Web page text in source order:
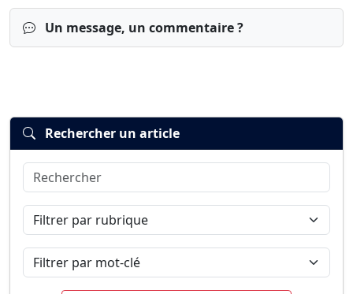
Un message, un commentaire ?
Connexion
Rechercher un article
Rechercher
Filtrer par rubrique
Filtrer par mot-clé